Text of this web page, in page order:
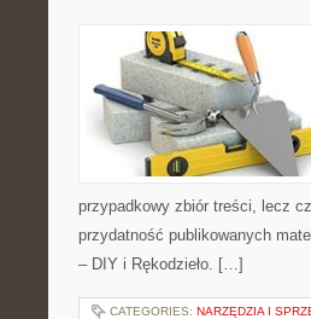
przypadkowy zbiór treści, lecz
przydatność publikowanych
– DIY i Rękodzieło. […]
CATEGORIES: NARZĘDZIA I